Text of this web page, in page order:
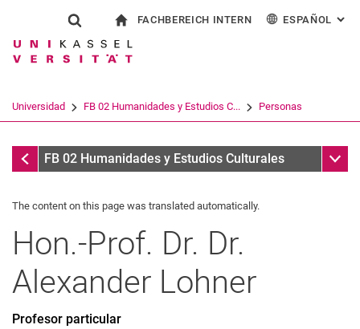
Jump directly to: content
Jump directly to: search
Jump directly to: main
Show search form
Search term
Search (opens an external link in a
FACHBEREICH INTERN ESPAÑOL :
Universidad FB 02 Humanidades y Estudios C... Personas
Personas
FB 02 Humanidades y Estudios Culturales Sub
The content on this page was translated automatically.
Hon.-Prof. Dr. Dr.
Alexander Lohner
Profesor particular